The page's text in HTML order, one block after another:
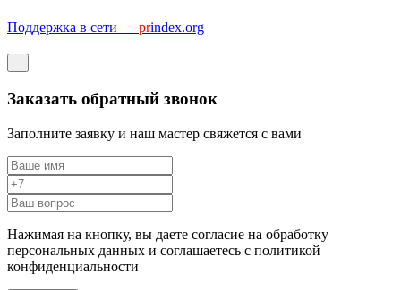
Поддержка в сети — prindex.org
Заказать обратный звонок
Заполните заявку и наш мастер свяжется с вами
Нажимая на кнопку, вы даете согласие на обработку
персональных данных и соглашаетесь c политикой
конфиденциальности